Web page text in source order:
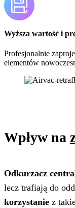
Wyższa wartość i
Profesjonalnie
elementów
Wpływ na
Odkurzacz
lecz trafiają do
korzystanie z